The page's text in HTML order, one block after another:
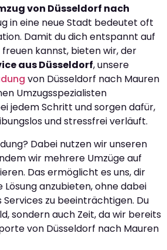
von Düsseldorf nach
in eine neue Stadt bedeutet oft
Damit du dich entspannt auf
freuen kannst, bieten wir, der
aus Düsseldorf, unsere
von Düsseldorf nach Mauren
Umzugsspezialisten
jedem Schritt und sorgen dafür,
und stressfrei verläuft.
Dabei nutzen wir unseren
wir mehrere Umzüge auf
Das ermöglicht es uns, dir
anzubieten, ohne dabei
zu beeinträchtigen. Du
sondern auch Zeit, da wir bereits
von Düsseldorf nach Mauren